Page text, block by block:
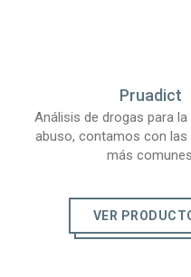
Pruadict
Análisis de drogas para
abuso, contamos con las
más
VER